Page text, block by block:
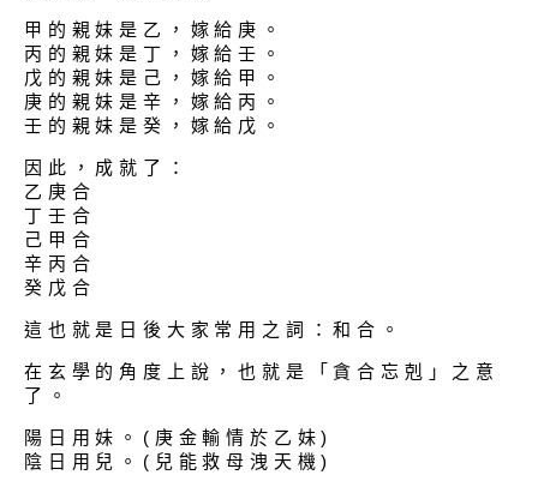
甲的親妹是乙，嫁給庚。
丙的親妹是丁，嫁給壬。
戊的親妹是己，嫁給甲。
庚的親妹是辛，嫁給丙。
壬的親妹是癸，嫁給戊。
因此，成就了：
乙庚合
丁壬合
己甲合
辛丙合
癸戊合
這也就是日後大家常用之詞：和合。
在玄學的角度上說，也就是「貪合忘剋」之意
了。
陽日用妹。(庚金輸情於乙妹)
陰日用兒。(兒能救母洩天機)